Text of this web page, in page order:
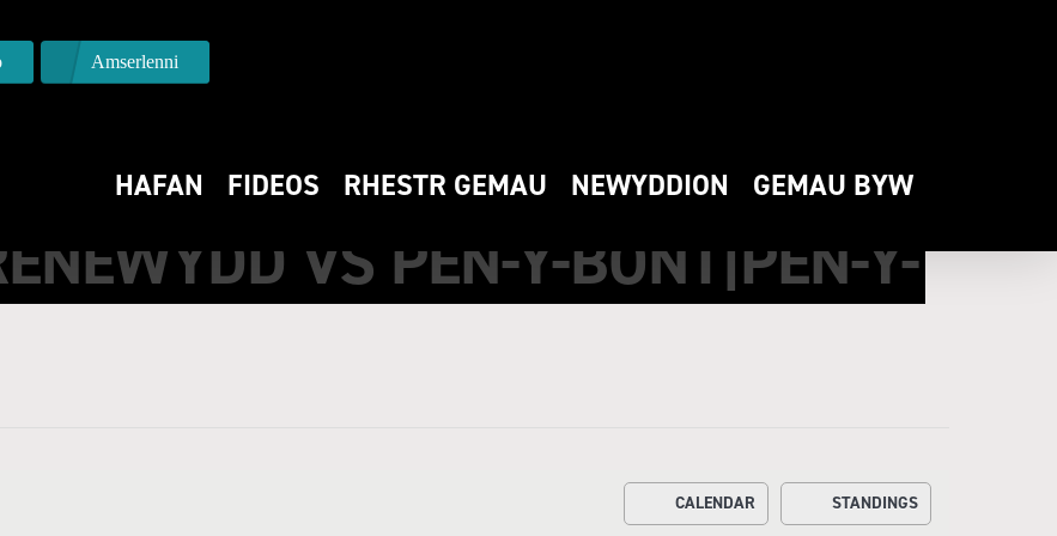
Amserlenni
HAFAN FIDEOS RHESTR GEMAU NEWYDDION GEMAU BYW
VS PEN-Y-BONT|PEN-Y-
CALENDAR STANDINGS